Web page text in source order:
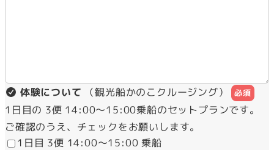
体験について （観光船かのこクルージング） 必須
1日目の 3便 14:00～15:00乗船のセットプランです。
ご確認のうえ、チェックをお願いします。
1日目 3便 14:00～15:00 乗船